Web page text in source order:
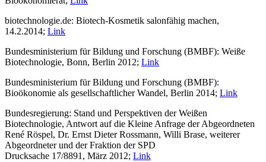
biotechnologie.de: Biotech-Kosmetik salonfähig machen,
14.2.2014; Link
Bundesministerium für Bildung und Forschung (BMBF): Weiße
Biotechnologie, Bonn, Berlin 2012; Link
Bundesministerium für Bildung und Forschung (BMBF):
Bioökonomie als gesellschaftlicher Wandel, Berlin 2014; Link
Bundesregierung: Stand und Perspektiven der Weißen
Biotechnologie, Antwort auf die Kleine Anfrage der Abgeordneten
René Röspel, Dr. Ernst Dieter Rossmann, Willi Brase, weiterer
Abgeordneter und der Fraktion der SPD
Drucksache 17/8891, März 2012; Link